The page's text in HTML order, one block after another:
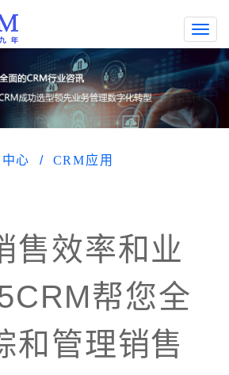
心 CRM应用
售效率和业
帮您全
和管理销售